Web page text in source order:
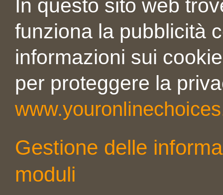
In questo sito web
funziona la pubblicità
informazioni sui
per proteggere la
Gestione delle
moduli